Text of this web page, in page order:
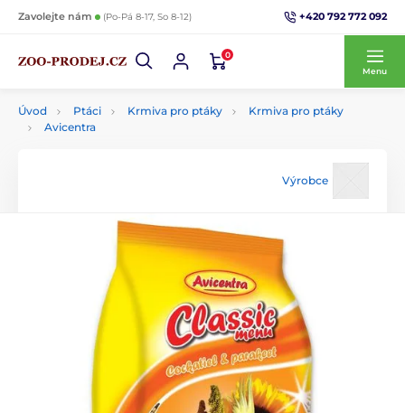
Zavolejte nám (Po-Pá 8-17, So 8-12) +420 792 772 092
0
Menu
Úvod Ptáci Krmiva pro ptáky
Krmiva pro ptáky
Avicentra
Výrobce